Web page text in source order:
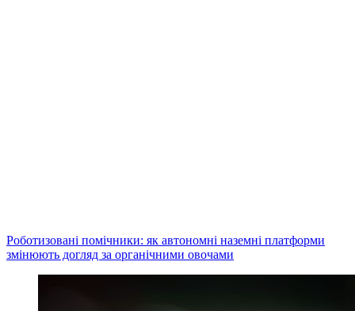
Роботизовані помічники: як автономні наземні платформи
змінюють догляд за органічними овочами